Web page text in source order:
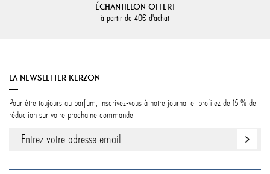
ÉCHANTILLON OFFERT
à partir de 40€ d'achat
LA NEWSLETTER KERZON
Pour être toujours au parfum, inscrivez-vous à notre journal et profitez de 15 % de
réduction sur votre prochaine commande.